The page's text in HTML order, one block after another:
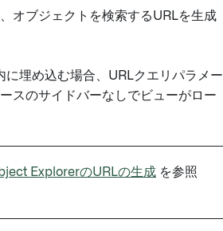
オブジェクトを検索するURLを生成
埋め込む場合、URLクエリパラメー
スのサイドバーなしでビューがロー
ExplorerのURLの生成 を参照